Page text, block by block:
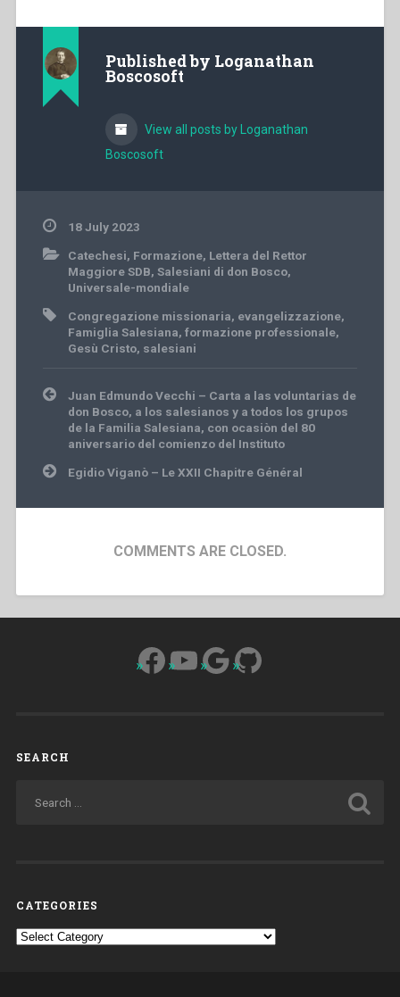
Published by Loganathan
Boscosoft
View all posts by Loganathan
Boscosoft
18 July 2023
Catechesi, Formazione, Lettera del Rettor
Maggiore SDB, Salesiani di don Bosco,
Universale-mondiale
Congregazione missionaria, evangelizzazione,
Famiglia Salesiana, formazione professionale,
Gesù Cristo, salesiani
Post
navigation
Juan Edmundo Vecchi – Carta a las voluntarias de
don Bosco, a los salesianos y a todos los grupos
de la Familia Salesiana, con ocasiòn del 80
aniversario del comienzo del Instituto
Egidio Viganò – Le XXII Chapitre Général
COMMENTS ARE CLOSED.
Facebook
YouTube
Google
GitHub
SEARCH
CATEGORIES
Categories